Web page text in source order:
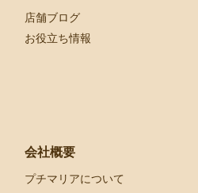
店舗ブログ
お役立ち情報
会社概要
プチマリアについて